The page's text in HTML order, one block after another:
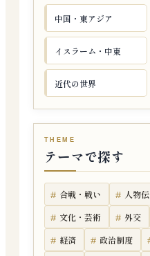
中国・東アジア
イスラーム・中東
近代の世界
テーマで探す
合戦・戦い 人物伝
文化・芸術
外交
経済
政治制度